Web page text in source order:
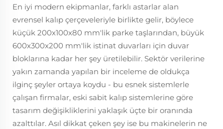
En iyi modern ekipmanlar, farklı astarlar alan
evrensel kalıp çerçeveleriyle birlikte gelir, böylece
küçük 200x100x80 mm'lik parke taşlarından, büyük
600x300x200 mm'lik istinat duvarları için duvar
bloklarına kadar her şey üretilebilir. Sektör verilerine
yakın zamanda yapılan bir inceleme de oldukça
ilginç şeyler ortaya koydu - bu esnek sistemlerle
çalışan firmalar, eski sabit kalıp sistemlerine göre
tasarım değişikliklerini yaklaşık üçte bir oranında
azalttılar. Asıl dikkat çeken şey ise bu makinelerin ne